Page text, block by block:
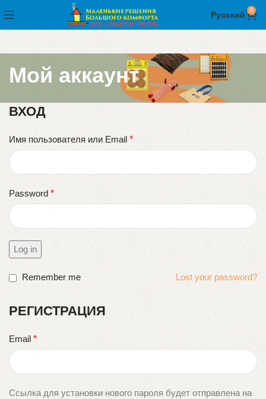
Русский 0
Мой аккаунт
ВХОД
Имя пользователя или Email *
Password *
Log in
Lost your password?
Remember me
РЕГИСТРАЦИЯ
Email *
Ссылка для установки нового пароля будет отправлена ​​на